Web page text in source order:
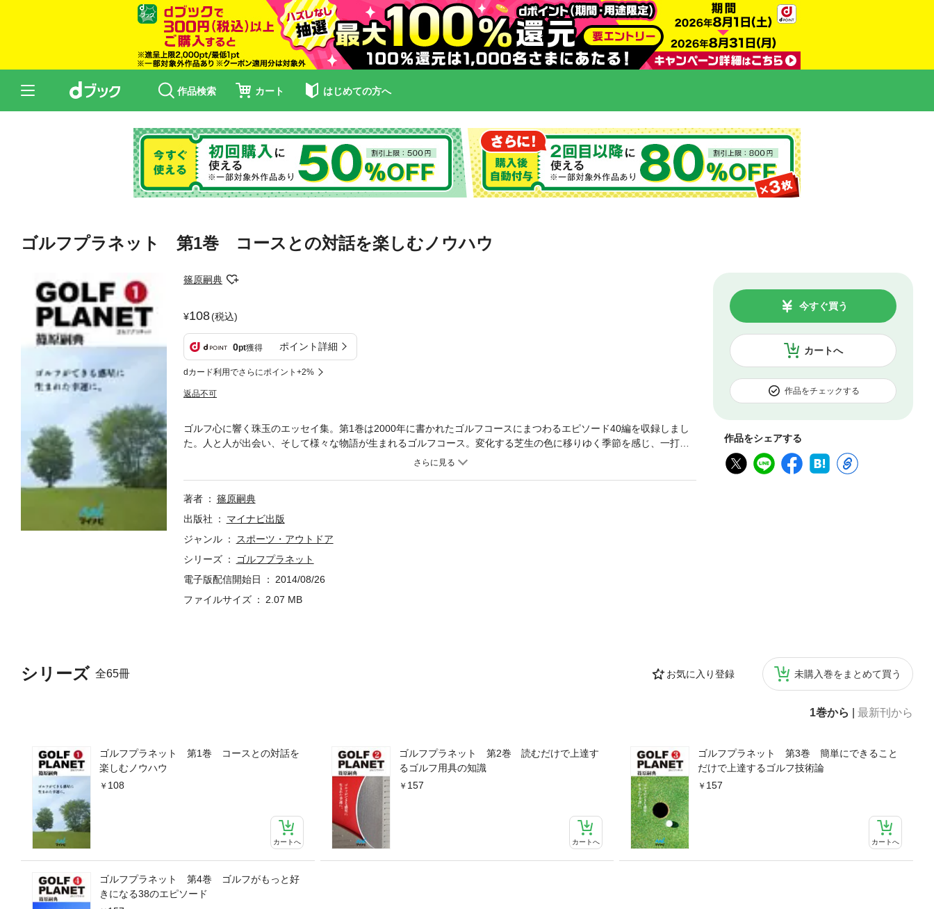
作品検索 カート はじめての方へ
ゴルフプラネット 第1巻 コースとの対話を楽しむノウハウ
篠原嗣典
108(税込)
0pt獲得 ポイント詳細
dカード利用でさらにポイント+2%
返品不可
カートへ
今すぐ買う
作品をチェックする
作品をシェアする
シリーズ 全65冊 お気に入り登録 未購入巻をまとめて買う
1巻から 最新刊から
ゴルフプラネット 第1巻 コースとの対話を
楽しむノウハウ
108
カートへ
ゴルフプラネット 第2巻 読むだけで上達す
るゴルフ用具の知識
157
カートへ
ゴルフプラネット 第3巻 簡単にできること
だけで上達するゴルフ技術論
157
カートへ
ゴルフプラネット 第4巻 ゴルフがもっと好
きになる38のエピソード
ゴルフ心に響く珠玉のエッセイ集。第1巻は2000年に書かれたゴルフコースにまつわるエピソード40編を収録しまし
た。人と人が出会い、そして様々な物語が生まれるゴルフコース。変化する芝生の色に移りゆく季節を感じ、一打一
打に人生の喜怒哀楽を重ねるエッセイをお楽しみください。■CONTENTS川奈ホテルゴルフコース 富士コース／岩間
ス運営の憂鬱／ペブルビーチＧＬ／１８ホール／雨のコース／打ち下ろしと打ち上げ／ホワイトティで行こう！／ラ
フについて／林についてアレコレ／食堂も楽しい／グリーンを見て、設計家のメッセージを／ハンディキャップを取
について／会員権を持っていますか？／「お疲れさまでした」／猛暑が残したもの／ゴミ問題／パーティに出よう／
紹介という重み／初めて回るコースの楽しみ方／素振りの方向についての考察／スロープレーの科学／続メンバーコ
ース／狭いホール、ドックレッグ、アップダウン／枯れた芝生の季節／キャディたちへのお歳暮
著者
篠原嗣典
出版社
マイナビ出版
ジャンル
スポーツ・アウトドア
シリーズ
ゴルフプラネット
電子版配信開始日
2014/08/26
ファイルサイズ
2.07 MB